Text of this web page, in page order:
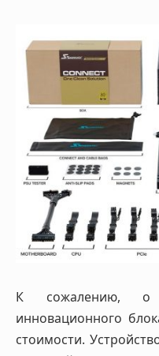
К сожалению, о
инновационного
стоимости.